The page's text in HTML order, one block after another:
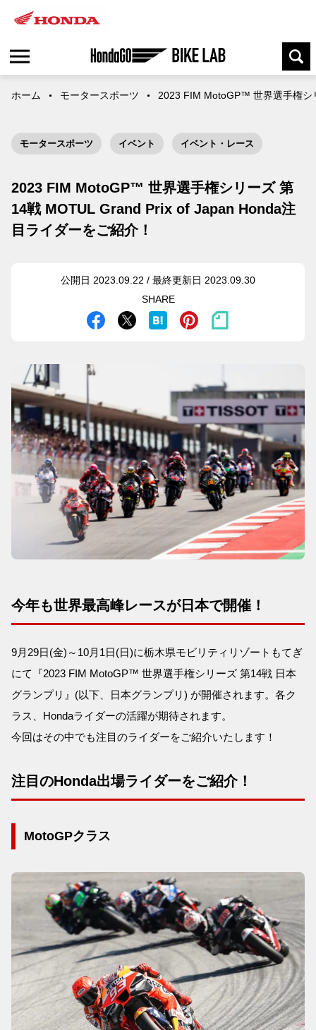
ホーム モータースポーツ 2023 FIM MotoGP™ 世界選手権シ
モータースポーツ イベント イベント・レース
2023 FIM MotoGP™ 世界選手権シリーズ 第
14戦 MOTUL Grand Prix of Japan Honda注
目ライダーをご紹介！
公開日 2023.09.22 / 最終更新日 2023.09.30
SHARE
今年も世界最高峰レースが日本で開催！
9月29日(金)～10月1日(日)に栃木県モビリティリゾートもてぎ
にて『2023 FIM MotoGP™ 世界選手権シリーズ 第14戦 日本
グランプリ』(以下、日本グランプリ) が開催されます。各ク
ラス、Hondaライダーの活躍が期待されます。
今回はその中でも注目のライダーをご紹介いたします！
注目のHonda出場ライダーをご紹介！
MotoGPクラス